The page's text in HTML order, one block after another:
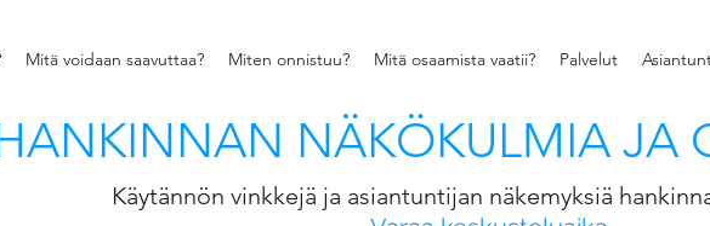
Mitä voidaan saavuttaa? Miten onnistuu? Mitä osaamista vaatii? Palvelut
NÄKÖKULMIA JA
Käytännön vinkkejä ja asiantuntijan näkemyksiä